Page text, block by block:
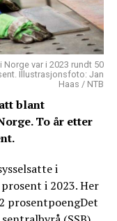
var i 2023 rundt 50
Illustrasjonsfoto: Jan
Haas / NTB
blant
To år etter
i
i 2023. Her
prosentpoengDet